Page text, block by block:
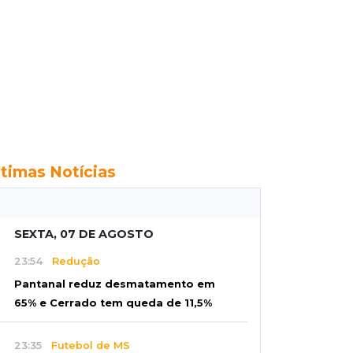
Notícias
SEXTA, 07 DE AGOSTO
23:54 Redução
Pantanal reduz desmatamento em
65% e Cerrado tem queda de 11,5%
23:35 Futebol de MS